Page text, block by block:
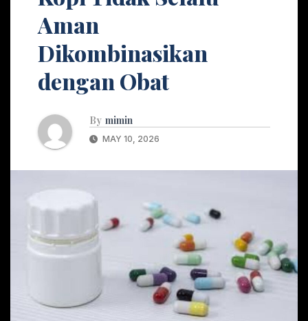
Aman
Dikombinasikan
dengan Obat
By mimin
MAY 10, 2026